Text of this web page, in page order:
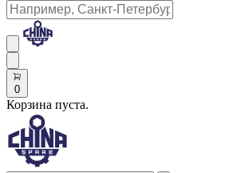
0
Корзина пуста.